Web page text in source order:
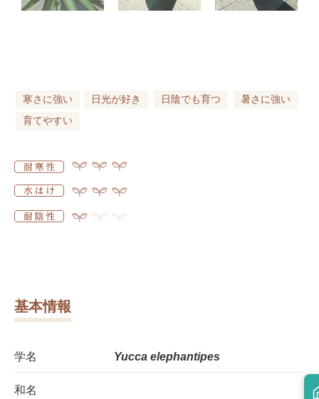
寒さに強い 日光が好き 日陰でも育つ
暑さに強い
育てやすい
基本情報
学名 Yucca elephantipes
和名